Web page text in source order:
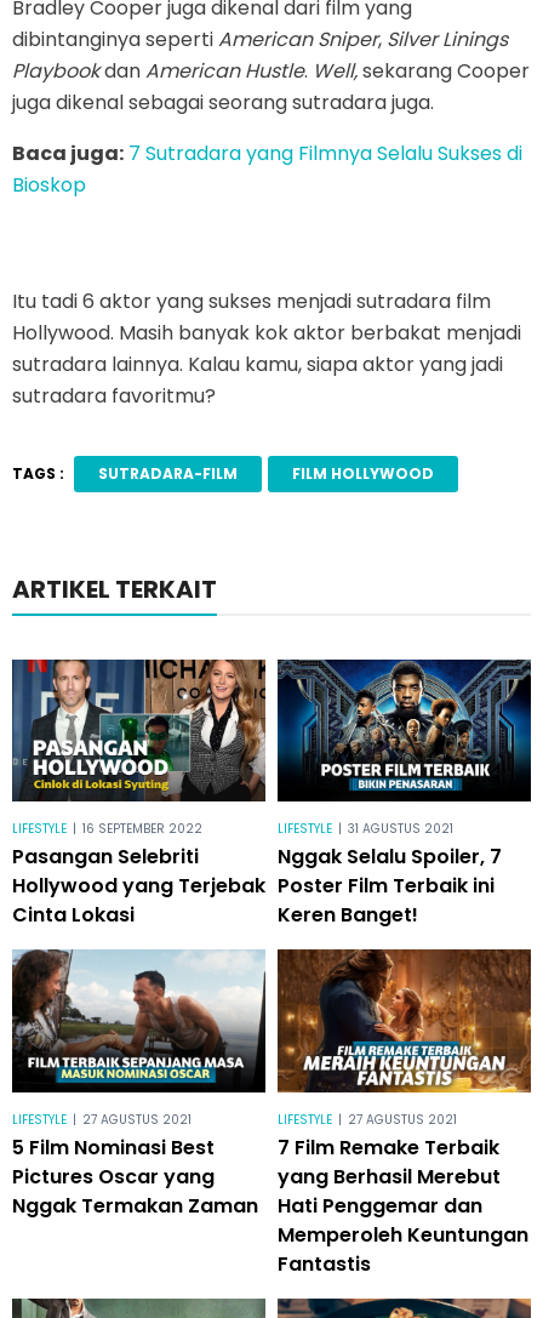
Bradley Cooper juga dikenal dari film yang
dibintanginya sepertiAmerican Sniper, Silver Linings
PlaybookdanAmerican Hustle. Well,sekarang Cooper
juga dikenal sebagai seorang sutradara juga.
Baca juga: 7 Sutradara yang Filmnya Selalu Sukses di
Bioskop
Itu tadi 6 aktor yang sukses menjadi sutradara film
Hollywood. Masih banyak kok aktor berbakat menjadi
sutradara lainnya. Kalau kamu, siapa aktor yang jadi
sutradara favoritmu?
TAGS : SUTRADARA-FILM FILM HOLLYWOOD
ARTIKEL TERKAIT
LIFESTYLE | 16 SEPTEMBER 2022
Pasangan Selebriti
Hollywood yang Terjebak
Cinta Lokasi
LIFESTYLE | 31 AGUSTUS 2021
Nggak Selalu Spoiler, 7
Poster Film Terbaik ini
Keren Banget!
LIFESTYLE | 27 AGUSTUS 2021
5 Film Nominasi Best
Pictures Oscar yang
Nggak Termakan Zaman
LIFESTYLE | 27 AGUSTUS 2021
7 Film Remake Terbaik
yang Berhasil Merebut
Hati Penggemar dan
Memperoleh Keuntungan
Fantastis